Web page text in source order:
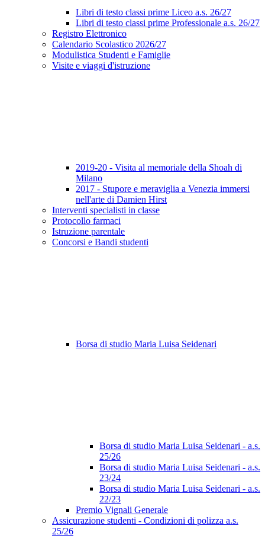
Libri di testo classi prime Liceo a.s. 26/27
Libri di testo classi prime Professionale a.s. 26/27
Registro Elettronico
Calendario Scolastico 2026/27
Modulistica Studenti e Famiglie
Visite e viaggi d'istruzione
2019-20 - Visita al memoriale della Shoah di
Milano
2017 - Stupore e meraviglia a Venezia immersi
nell'arte di Damien Hirst
Interventi specialisti in classe
Protocollo farmaci
Istruzione parentale
Concorsi e Bandi studenti
Borsa di studio Maria Luisa Seidenari
Borsa di studio Maria Luisa Seidenari - a.s.
25/26
Borsa di studio Maria Luisa Seidenari - a.s.
23/24
Borsa di studio Maria Luisa Seidenari - a.s.
22/23
Premio Vignali Generale
Assicurazione studenti - Condizioni di polizza a.s.
25/26